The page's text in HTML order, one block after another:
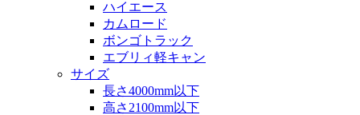
ハイエース
カムロード
ボンゴトラック
エブリィ軽キャン
サイズ
長さ4000mm以下
高さ2100mm以下